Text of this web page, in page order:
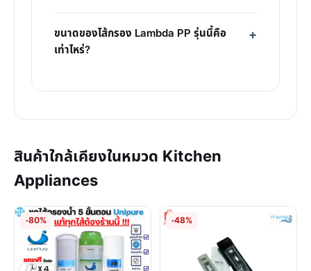
ขนาดของไส้กรอง Lambda PP รุ่นนี้คือ
เท่าไหร่?
สินค้าใกล้เคียงในหมวด Kitchen
Appliances
-80% -48%